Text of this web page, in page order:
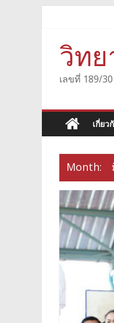
contentวิท
เลขที่ 189/
เกี่ยว
Month: